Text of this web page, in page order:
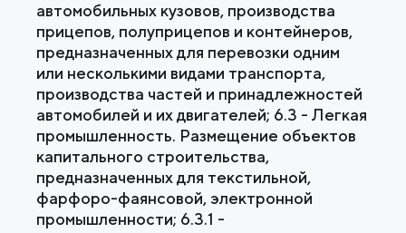
автомобильных кузовов, производства
прицепов, полуприцепов и контейнеров,
предназначенных для перевозки одним
или несколькими видами транспорта,
производства частей и принадлежностей
автомобилей и их двигателей; 6.3 - Легкая
промышленность. Размещение объектов
капитального строительства,
предназначенных для текстильной,
фарфоро-фаянсовой, электронной
промышленности; 6.3.1 -